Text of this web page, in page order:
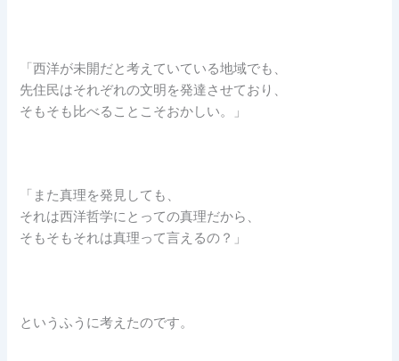
「西洋が未開だと考えていている地域でも、
先住民はそれぞれの文明を発達させており、
そもそも比べることこそおかしい。」
「また真理を発見しても、
それは西洋哲学にとっての真理だから、
そもそもそれは真理って言えるの？」
というふうに考えたのです。